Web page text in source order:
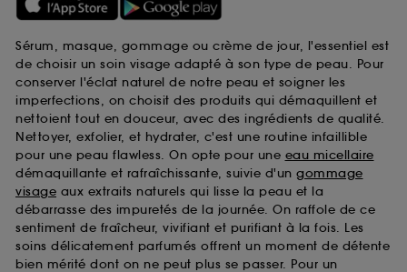
Sérum, masque, gommage ou crème de jour, l'essentiel est
de choisir un soin visage adapté à son type de peau. Pour
conserver l'éclat naturel de notre peau et soigner les
imperfections, on choisit des produits qui démaquillent et
nettoient tout en douceur, avec des ingrédients de qualité.
Nettoyer, exfolier, et hydrater, c'est une routine infaillible
pour une peau flawless. On opte pour une eau micellaire
démaquillante et rafraîchissante, suivie d'un gommage
visage aux extraits naturels qui lisse la peau et la
débarrasse des impuretés de la journée. On raffole de ce
sentiment de fraîcheur, vivifiant et purifiant à la fois. Les
soins délicatement parfumés offrent un moment de détente
bien mérité dont on ne peut plus se passer. Pour un